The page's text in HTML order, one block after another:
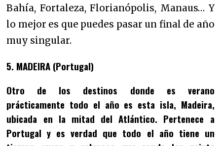
Bahía, Fortaleza, Florianópolis, Manaus… Y
lo mejor es que puedes pasar un final de año
muy singular.
5. MADEIRA (Portugal)
Otro de los destinos donde es verano
prácticamente todo el año es esta isla, Madeira,
ubicada en la mitad del Atlántico. Pertenece a
Portugal y es verdad que todo el año tiene un